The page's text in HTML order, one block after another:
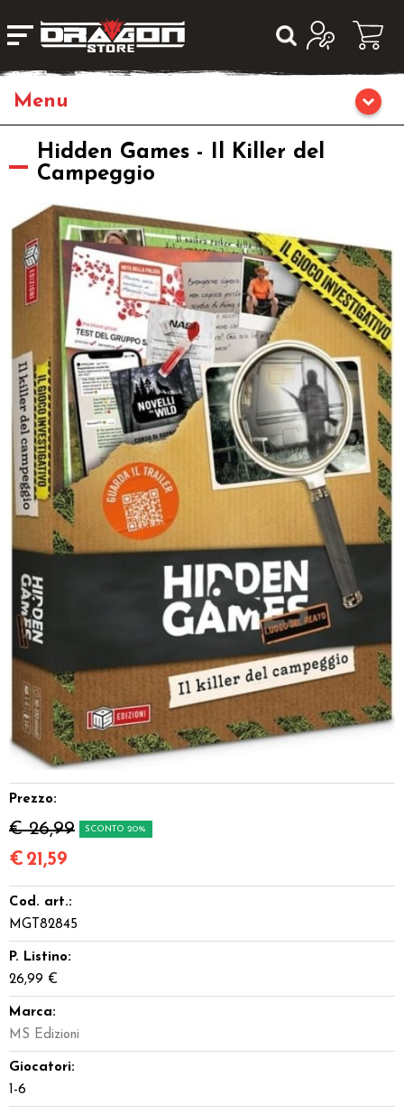
Giochi da Tavolo
Librigame
Editoria
Giochi di Carte Collezionabili
Miniature
Dadi
Accessori
Giocattoli e Gadget
Hidden Games - Il Killer del
Campeggio
Prezzo:
€ 26,99 SCONTO 20%
€ 21,59
Cod. art.:
MGT82845
P. Listino:
26,99 €
Marca:
MS Edizioni
Giocatori:
1-6